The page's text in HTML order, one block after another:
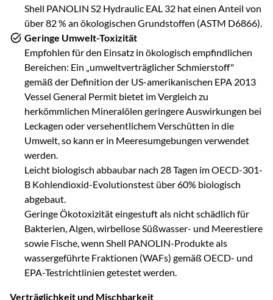
Shell PANOLIN S2 Hydraulic EAL 32 hat einen Anteil von
über 82 % an ökologischen Grundstoffen (ASTM D6866).
Geringe Umwelt-Toxizität
Empfohlen für den Einsatz in ökologisch empfindlichen
Bereichen: Ein „umweltverträglicher Schmierstoff"
gemäß der Definition der US-amerikanischen EPA 2013
Vessel General Permit bietet im Vergleich zu
herkömmlichen Mineralölen geringere Auswirkungen bei
Leckagen oder versehentlichem Verschütten in die
Umwelt, so kann er in Meeresumgebungen verwendet
werden.
Leicht biologisch abbaubar nach 28 Tagen im OECD-301-
B Kohlendioxid-Evolutionstest über 60% biologisch
abgebaut.
Geringe Ökotoxizität eingestuft als nicht schädlich für
Bakterien, Algen, wirbellose Süßwasser- und Meerestiere
sowie Fische, wenn Shell PANOLIN-Produkte als
wassergeführte Fraktionen (WAFs) gemäß OECD- und
EPA-Testrichtlinien getestet werden.
Verträglichkeit und Mischbarkeit